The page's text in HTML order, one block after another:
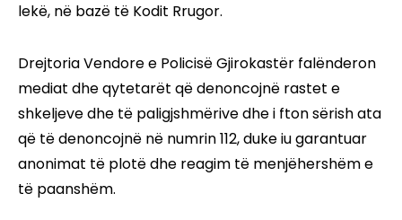
lekë, në bazë të Kodit Rrugor.
Drejtoria Vendore e Policisë Gjirokastër falënderon
mediat dhe qytetarët që denoncojnë rastet e
shkeljeve dhe të paligjshmërive dhe i fton sërish ata
që të denoncojnë në numrin 112, duke iu garantuar
anonimat të plotë dhe reagim të menjëhershëm e
të paanshëm.